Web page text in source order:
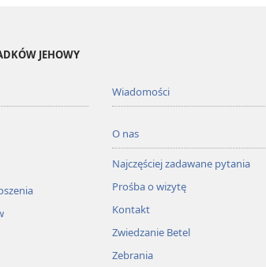
JEHOWY
Wiadomości
O nas
Najczęściej zadawane pytania
Prośba o wizytę
Kontakt
Zwiedzanie Betel
Zebrania